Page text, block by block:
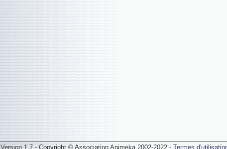
Version 1.7 - Copyright © Association Animeka 2002-2022 - Termes